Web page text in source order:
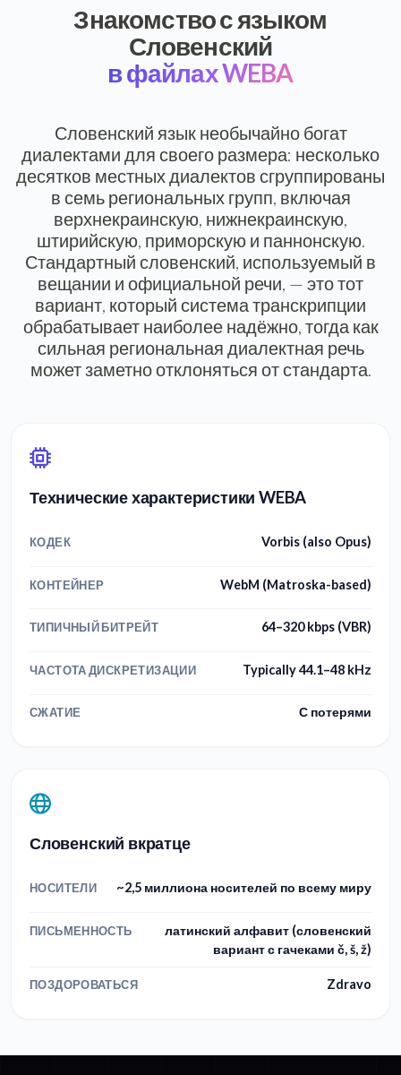
Знакомство с языком
Словенский
в файлах WEBA
Словенский язык необычайно богат
диалектами для своего размера: несколько
десятков местных диалектов сгруппированы
в семь региональных групп, включая
верхнекраинскую, нижнекраинскую,
штирийскую, приморскую и паннонскую.
Стандартный словенский, используемый в
вещании и официальной речи, — это тот
вариант, который система транскрипции
обрабатывает наиболее надёжно, тогда как
сильная региональная диалектная речь
может заметно отклоняться от стандарта.
Технические характеристики WEBA
КОДЕК Vorbis (also Opus)
КОНТЕЙНЕР WebM (Matroska-based)
ТИПИЧНЫЙ БИТРЕЙТ 64–320 kbps (VBR)
ЧАСТОТА ДИСКРЕТИЗАЦИИ Typically 44.1–48 kHz
СЖАТИЕ С потерями
Словенский вкратце
НОСИТЕЛИ ~2,5 миллиона носителей по всему миру
ПИСЬМЕННОСТЬ
латинский алфавит (словенский
вариант с гачеками č, š, ž)
ПОЗДОРОВАТЬСЯ Zdravo